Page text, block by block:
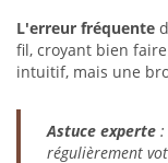
L'erreur fréquente
fil, croyant bien
intuitif, mais une
Astuce experte :
régulièrement